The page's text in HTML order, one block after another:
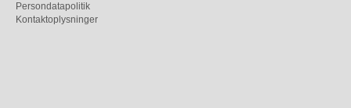
Persondatapolitik
Kontaktoplysninger